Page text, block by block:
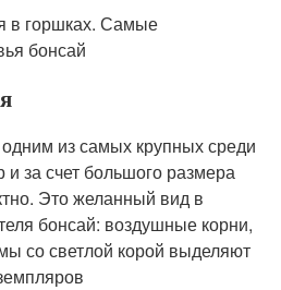
из самых крупных среди
за счет большого размера
Это желанный вид в
бонсай: воздушные корни,
со светлой корой выделяют